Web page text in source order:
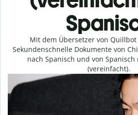
Mit dem Übersetzer von
Sekundenschnelle Dokumente von
nach Spanisch und von Spanisch
(vereinfacht).